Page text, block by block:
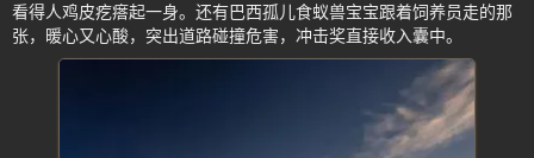
看得人鸡皮疙瘩起一身。还有巴西孤儿食蚁兽宝宝跟着饲养员走的那
张，暖心又心酸，突出道路碰撞危害，冲击奖直接收入囊中。